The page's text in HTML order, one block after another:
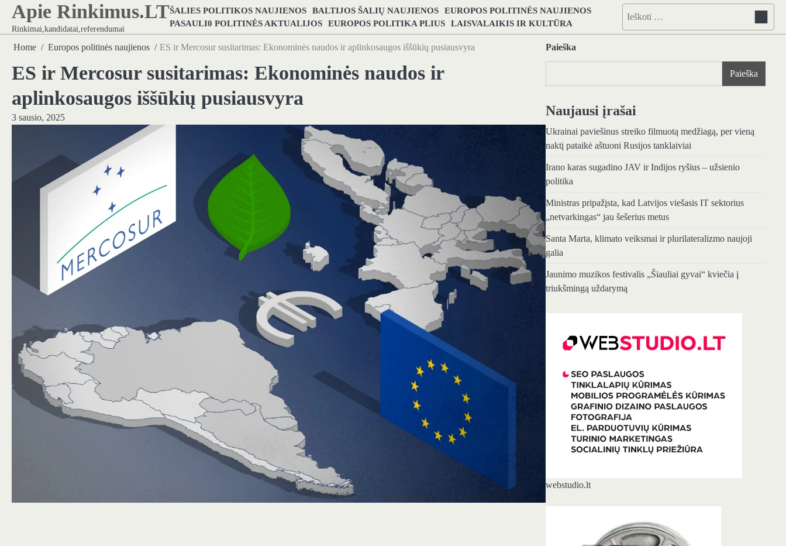
Skip
content
Apie Rinkimus.LT
Rinkimai,kandidatai,referendumai
ŠALIES POLITIKOS NAUJIENOS BALTIJOS ŠALIŲ NAUJIENOS EUROPOS POLITINĖS NAUJIENOS
PASAULI0 POLITINĖS AKTUALIJOS EUROPOS POLITIKA PLIUS LAISVALAIKIS IR KULTŪRA
Ieškoti:
Home Europos politinės naujienos ES ir Mercosur susitarimas: Ekonominės naudos ir aplinkosaugos iššūkių pusiausvyra
ES ir Mercosur susitarimas: Ekonominės naudos ir
aplinkosaugos iššūkių pusiausvyra
3 sausio, 2025
Paieška
Paieška
Naujausi įrašai
Ukrainai paviešinus streiko filmuotą medžiagą, per vieną
naktį pataikė aštuoni Rusijos tanklaiviai
Irano karas sugadino JAV ir Indijos ryšius – užsienio
politika
Ministras pripažįsta, kad Latvijos viešasis IT sektorius
„netvarkingas“ jau šešerius metus
Santa Marta, klimato veiksmai ir plurilateralizmo naujoji
galia
Jaunimo muzikos festivalis „Šiauliai gyvai“ kviečia į
triukšmingą uždarymą
webstudio.lt